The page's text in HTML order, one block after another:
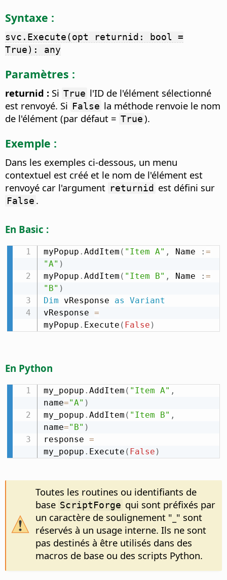
Syntaxe :
svc.Execute(opt returnid: bool =
True): any
Paramètres :
returnid : Si True l'ID de l'élément sélectionné
est renvoyé. Si False la méthode renvoie le nom
de l'élément (par défaut = True).
Exemple :
Dans les exemples ci-dessous, un menu
contextuel est créé et le nom de l'élément est
renvoyé car l'argument returnid est défini sur
False .
En Basic :
myPopup . AddItem ( "Item A" , Name : =
"A" )
myPopup . AddItem ( "Item B" , Name : =
"B" )
Dim vResponse as
Variant
vResponse =
myPopup . Execute ( False )
En Python
my_popup . AddItem ( "Item A" ,
name="A" )
my_popup . AddItem ( "Item B" ,
name="B" )
response =
my_popup . Execute ( False )
Toutes les routines ou identifiants de
base ScriptForge qui sont préfixés par
un caractère de soulignement "_" sont
réservés à un usage interne. Ils ne sont
pas destinés à être utilisés dans des
macros de base ou des scripts Python.